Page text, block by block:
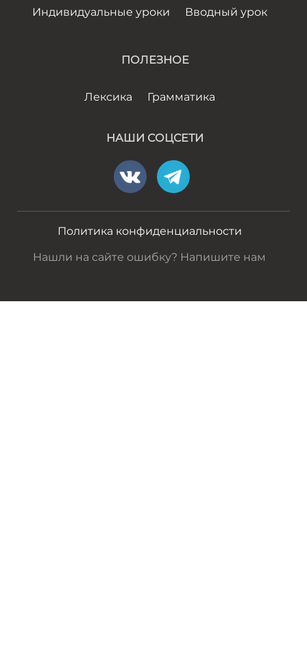
Индивидуальные уроки Вводный урок
ПОЛЕЗНОЕ
Лексика Грамматика
НАШИ СОЦСЕТИ
Политика конфиденциальности
Нашли на сайте ошибку? Напишите нам